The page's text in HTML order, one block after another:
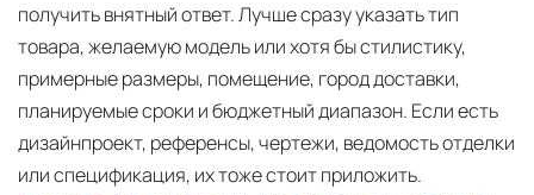
получить внятный ответ. Лучше сразу указать тип
товара, желаемую модель или хотя бы стилистику,
примерные размеры, помещение, город доставки,
планируемые сроки и бюджетный диапазон. Если есть
дизайнпроект, референсы, чертежи, ведомость отделки
или спецификация, их тоже стоит приложить.